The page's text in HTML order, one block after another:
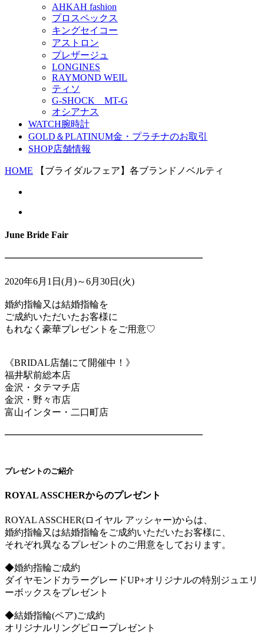
AHKAH fashion
プロスペックス
キングセイコー
アストロン
プレザージュ
LONGINES
RAYMOND WEIL
ティソ
G-SHOCK MT-G
オシアナス
WATCH腕時計
GOLD＆PLATINUM金・プラチナのお取引
SHOP店舗情報
HOME 【ブライダルフェア】各ブランドノベルティ
June Bride Fair
━━━━━━━━━━━━━━━━━━━━━
2020年6月1日(月)～6月30日(火)
婚約指輪又は結婚指輪を
ご成約いただいたお客様に
もれなく豪華プレゼントをご用意♡
《BRIDAL店舗にて開催中！》
福井駅前総本店
金沢・タテマチ店
金沢・野々市店
富山インター・二口町店
━━━━━━━━━━━━━━━━━━━━━
プレゼントのご紹介
ROYAL ASSCHERからのプレゼント
ROYAL ASSCHER(ロイヤル アッシャー)からは、
婚約指輪又は結婚指輪をご成約いただいたお客様に、
それぞれ異なるプレゼントのご用意をしております。
◆婚約指輪ご成約
ダイヤモンドカラーグレードUP+オリジナルの特別ジュエリ
ーボックスをプレゼント
◆結婚指輪(ペア)ご成約
オリジナルリングピロープレゼント